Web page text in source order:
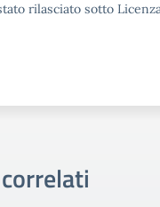
rilasciato sotto